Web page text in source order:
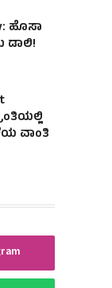
ಹೊಸಾ
ಡಾಲಿ!
ವಾಂತಿ